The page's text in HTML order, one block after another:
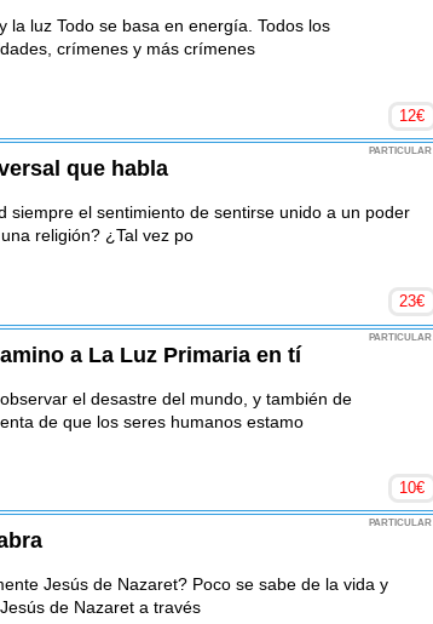
la luz Todo se basa en energía. Todos los
crímenes y más crímenes
12€
PARTICULAR
que habla
siempre el sentimiento de sentirse unido a un poder
religión? ¿Tal vez po
23€
PARTICULAR
a La Luz Primaria en tí
el desastre del mundo, y también de
de que los seres humanos estamo
10€
PARTICULAR
Jesús de Nazaret? Poco se sabe de la vida y
de Nazaret a través